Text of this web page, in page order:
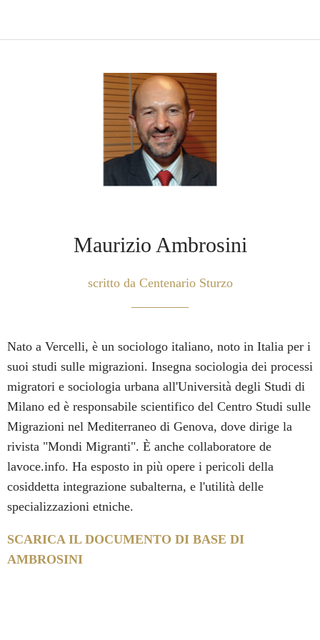
Maurizio Ambrosini
scritto da Centenario Sturzo
Nato a Vercelli, è un sociologo italiano, noto in Italia per i
suoi studi sulle migrazioni. Insegna sociologia dei processi
migratori e sociologia urbana all'Università degli Studi di
Milano ed è responsabile scientifico del Centro Studi sulle
Migrazioni nel Mediterraneo di Genova, dove dirige la
rivista "Mondi Migranti". È anche collaboratore de
lavoce.info. Ha esposto in più opere i pericoli della
cosiddetta integrazione subalterna, e l'utilità delle
specializzazioni etniche.
SCARICA IL DOCUMENTO DI BASE DI
AMBROSINI